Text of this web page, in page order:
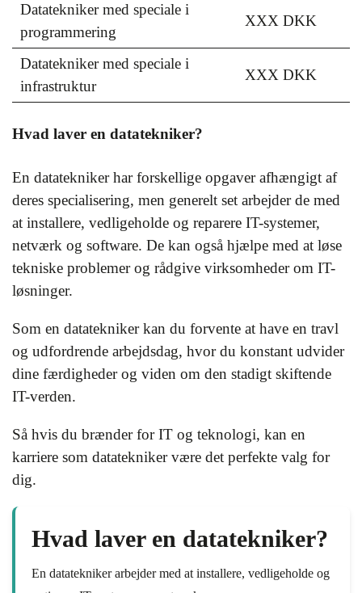
Datatekniker med speciale i
programmering
XXX DKK
Datatekniker med speciale i
infrastruktur
XXX DKK
Hvad laver en datatekniker?
En datatekniker har forskellige opgaver afhængigt af
deres specialisering, men generelt set arbejder de med
at installere, vedligeholde og reparere IT-systemer,
netværk og software. De kan også hjælpe med at løse
tekniske problemer og rådgive virksomheder om IT-
løsninger.
Som en datatekniker kan du forvente at have en travl
og udfordrende arbejdsdag, hvor du konstant udvider
dine færdigheder og viden om den stadigt skiftende
IT-verden.
Så hvis du brænder for IT og teknologi, kan en
karriere som datatekniker være det perfekte valg for
dig.
Hvad laver en datatekniker?
En datatekniker arbejder med at installere, vedligeholde og